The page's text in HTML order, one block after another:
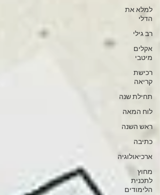
למלא את
הדלי
רב גילי
אקלים
מיטבי
רכישת
קריאה
תחילת שנה
לוח המאה
ראש השנה
כתיבה
ארכיאולוגיה
מחוץ
לתכנית
הלימודים